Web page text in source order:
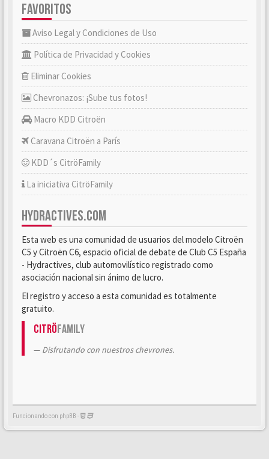
FAVORITOS
Aviso Legal y Condiciones de Uso
Política de Privacidad y Cookies
Eliminar Cookies
Chevronazos: ¡Sube tus fotos!
Macro KDD Citroën
Caravana Citroën a París
KDD´s CitröFamily
La iniciativa CitröFamily
HYDRACTIVES.COM
Esta web es una comunidad de usuarios del modelo Citroën
C5 y Citroën C6, espacio oficial de debate de Club C5 España
- Hydractives, club automovilístico registrado como
asociación nacional sin ánimo de lucro.
El registro y acceso a esta comunidad es totalmente
gratuito.
CitröFamily
Disfrutando con nuestros chevrones.
Funcionando con phpBB -